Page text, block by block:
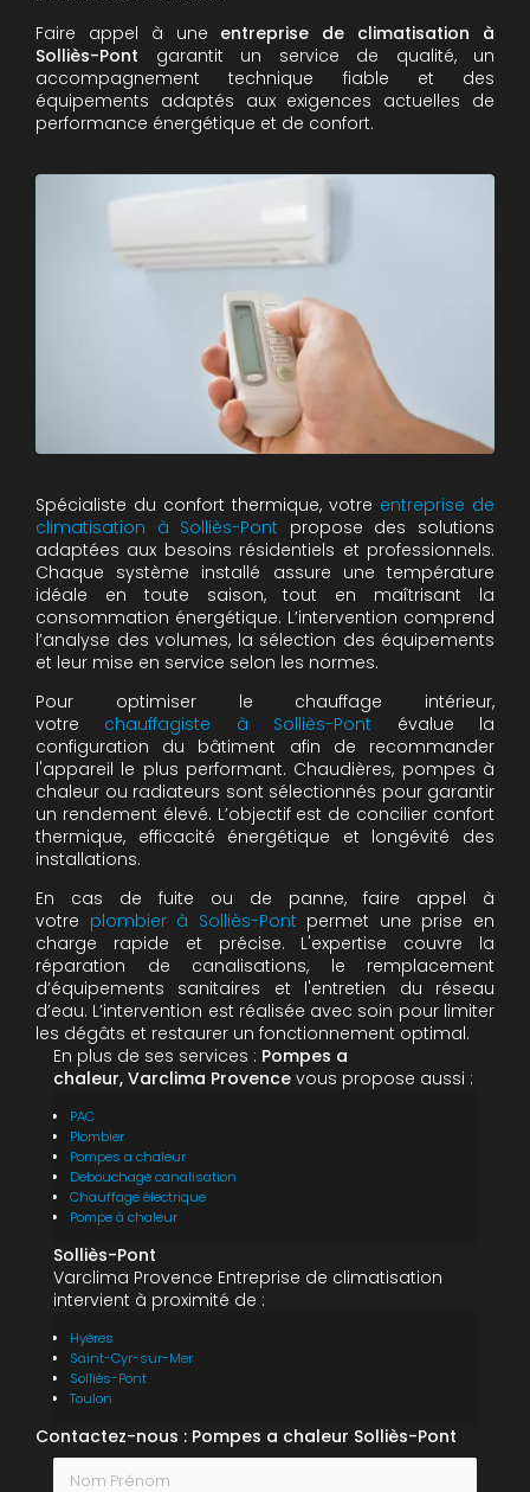
Faire appel à une entreprise de climatisation à
Solliès-Pont garantit un service de qualité, un
accompagnement technique fiable et des
équipements adaptés aux exigences actuelles de
performance énergétique et de confort.
Spécialiste du confort thermique, votre entreprise de
climatisation à Solliès-Pont propose des solutions
adaptées aux besoins résidentiels et professionnels.
Chaque système installé assure une température
idéale en toute saison, tout en maîtrisant la
consommation énergétique. L’intervention comprend
l’analyse des volumes, la sélection des équipements
et leur mise en service selon les normes.
Pour optimiser le chauffage intérieur,
votre chauffagiste à Solliès-Pont évalue la
configuration du bâtiment afin de recommander
l'appareil le plus performant. Chaudières, pompes à
chaleur ou radiateurs sont sélectionnés pour garantir
un rendement élevé. L’objectif est de concilier confort
thermique, efficacité énergétique et longévité des
installations.
En cas de fuite ou de panne, faire appel à
votre plombier à Solliès-Pont permet une prise en
charge rapide et précise. L'expertise couvre la
réparation de canalisations, le remplacement
d’équipements sanitaires et l'entretien du réseau
d’eau. L’intervention est réalisée avec soin pour limiter
les dégâts et restaurer un fonctionnement optimal.
En plus de ses services : Pompes a
chaleur, Varclima Provence vous propose aussi :
PAC
Plombier
Pompes a chaleur
Debouchage canalisation
Chauffage électrique
Pompe à chaleur
Solliès-Pont
Varclima Provence Entreprise de climatisation
intervient à proximité de :
Hyères
Saint-Cyr-sur-Mer
Solliès-Pont
Toulon
Contactez-nous : Pompes a chaleur Solliès-Pont
Nom Prénom